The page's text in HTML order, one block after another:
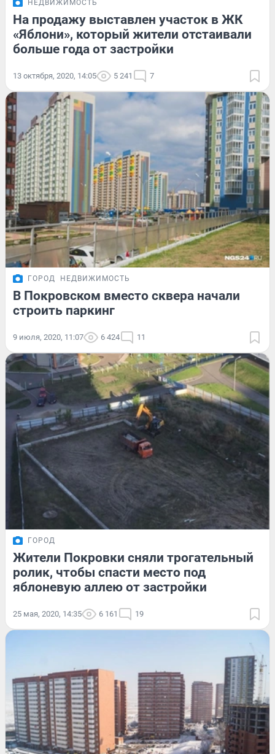
НЕДВИЖИМОСТЬ
На продажу выставлен участок в ЖК
«Яблони», который жители отстаивали
больше года от застройки
13 октября, 2020, 14:05 5 241 7
ГОРОД НЕДВИЖИМОСТЬ
В Покровском вместо сквера начали
строить паркинг
9 июля, 2020, 11:07 6 424 11
ГОРОД
Жители Покровки сняли трогательный
ролик, чтобы спасти место под
яблоневую аллею от застройки
25 мая, 2020, 14:35 6 161 19